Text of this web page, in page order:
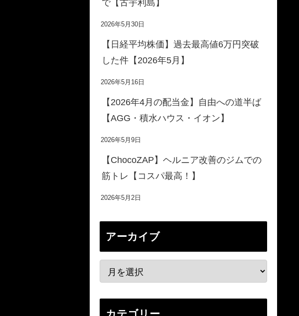
で【古宇利島】
2026年5月30日
【日経平均株価】過去最高値6万円突破
した件【2026年5月】
2026年5月16日
【2026年4月の配当金】自由への道半ば
【AGG・積水ハウス・イオン】
2026年5月9日
【ChocoZAP】ヘルニア改善のジムでの
筋トレ【コスパ最高！】
2026年5月2日
アーカイブ